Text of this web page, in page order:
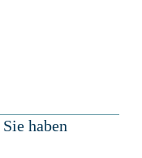
Sie haben